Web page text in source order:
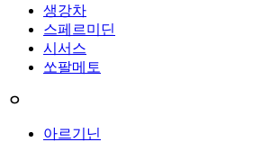
생강차
스페르미딘
시서스
쏘팔메토
ㅇ
아르기닌